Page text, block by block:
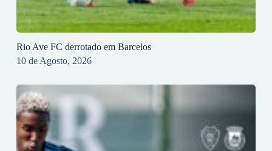
Rio Ave FC derrotado em Barcelos
10 de Agosto, 2026